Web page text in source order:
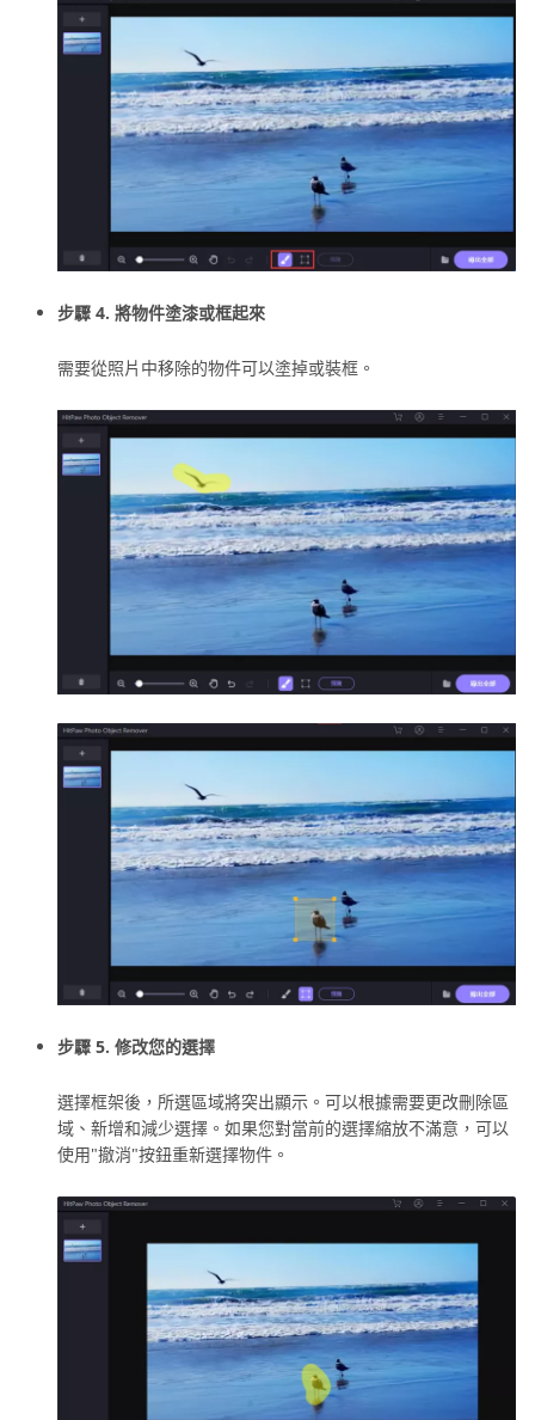
步驟 4. 將物件塗漆或框起來
需要從照片中移除的物件可以塗掉或裝框。
步驟 5. 修改您的選擇
選擇框架後，所選區域將突出顯示。可以根據需要更改刪除區
域、新增和減少選擇。如果您對當前的選擇縮放不滿意，可以
使用"撤消"按鈕重新選擇物件。